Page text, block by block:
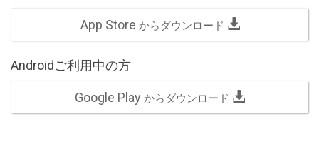
App Store からダウンロード
Androidご利用中の方
Google Play からダウンロード